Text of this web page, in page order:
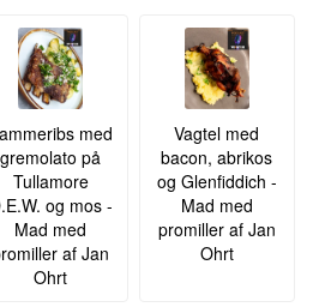
med
gremolato på
Tullamore
og mos -
Mad med
af Jan
Ohrt
Vagtel med
bacon, abrikos
og Glenfiddich -
Mad med
promiller af Jan
Ohrt